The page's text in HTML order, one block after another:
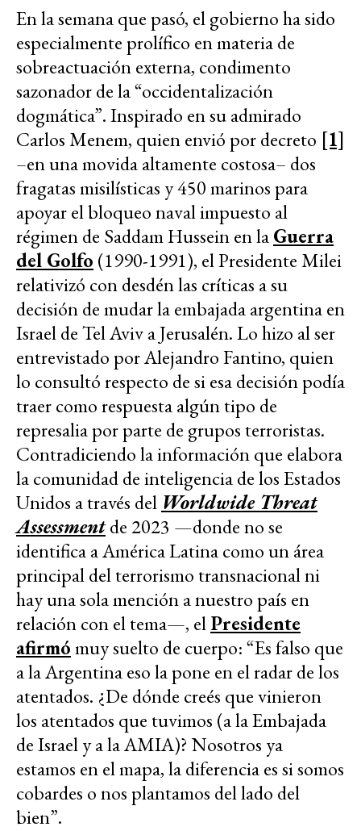
En la semana que pasó, el gobierno ha sido
especialmente prolífico en materia de
sobreactuación externa, condimento
sazonador de la “occidentalización
dogmática”. Inspirado en su admirado
Carlos Menem, quien envió por decreto [1]
–en una movida altamente costosa– dos
fragatas misilísticas y 450 marinos para
apoyar el bloqueo naval impuesto al
régimen de Saddam Hussein en laGuerra
del Golfo (1990-1991), el Presidente Milei
relativizó con desdén las críticas a su
decisión de mudar la embajada argentina en
Israel de Tel Aviv a Jerusalén. Lo hizo al ser
entrevistado por Alejandro Fantino, quien
lo consultó respecto de si esa decisión podía
traer como respuesta algún tipo de
represalia por parte de grupos terroristas.
Contradiciendo la información que elabora
la comunidad de inteligencia de los Estados
Unidos a través del Worldwide Threat
Assessmentde 2023 —donde no se
identifica a América Latina como un área
principal del terrorismo transnacional ni
hay una sola mención a nuestro país en
relación con el tema—, elPresidente
afirmómuy suelto de cuerpo: “Es falso que
a la Argentina eso la pone en el radar de los
atentados. ¿De dónde creés que vinieron
los atentados que tuvimos (a la Embajada
de Israel y a la AMIA)? Nosotros ya
estamos en el mapa, la diferencia es si somos
cobardes o nos plantamos del lado del
bien”.